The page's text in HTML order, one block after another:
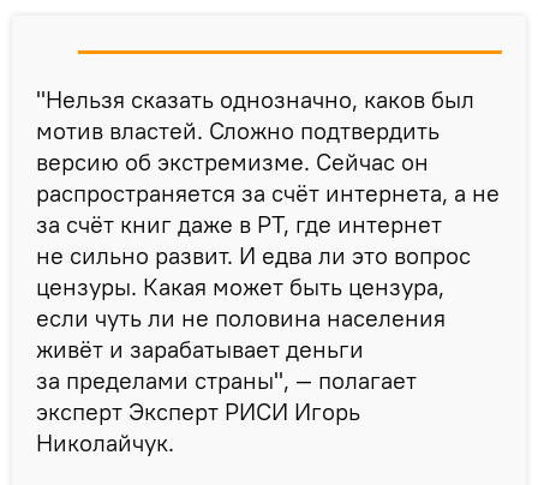
"Нельзя сказать однозначно, каков был
мотив властей. Сложно подтвердить
версию об экстремизме. Сейчас он
распространяется за счёт интернета, а не
за счёт книг даже в РТ, где интернет
не сильно развит. И едва ли это вопрос
цензуры. Какая может быть цензура,
если чуть ли не половина населения
живёт и зарабатывает деньги
за пределами страны", — полагает
эксперт Эксперт РИСИ Игорь
Николайчук.